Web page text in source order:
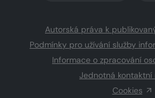
Autorská práva k
Podmínky pro užívání služby
Informace o zpracování
Jednotná kontaktní
Cookies